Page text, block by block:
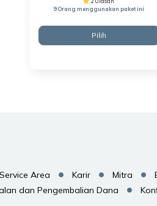
9 Orang menggunakan paket ini
Pilih
Service Area Karir Mitra
dan Pengembalian Dana